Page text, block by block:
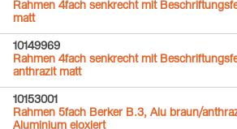
Rahmen 4fach senkrecht mit
matt
10149969
Rahmen 4fach senkrecht mit
anthrazit matt
10153001
Rahmen 5fach Berker B.3, Alu braun/
Aluminium eloxiert